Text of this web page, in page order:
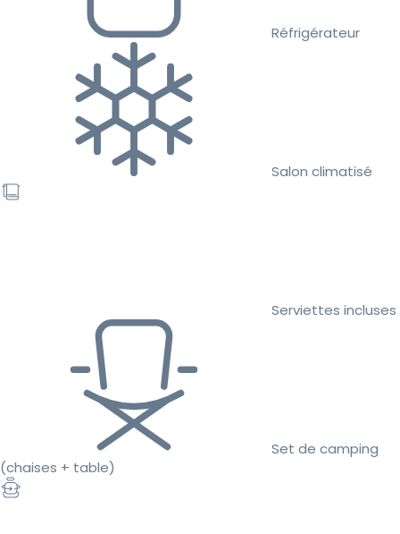
Réfrigérateur
Salon climatisé
Serviettes incluses
Set de camping
(chaises + table)